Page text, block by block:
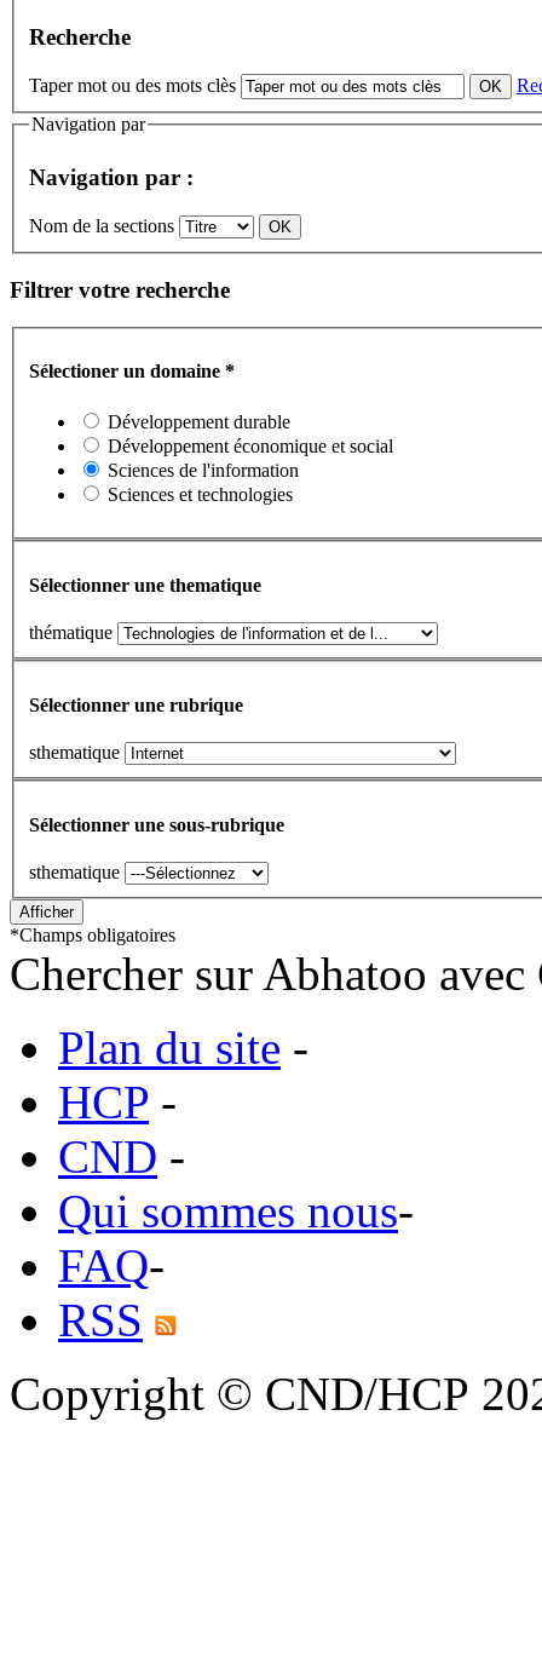
Recherche
Taper mot ou des mots clès
Navigation par
Navigation par :
Nom de la sections
Filtrer votre recherche
Sélectioner un domaine *
Développement durable
Développement économique et social
Sciences de l'information
Sciences et technologies
Sélectionner une thematique
thématique
Sélectionner une rubrique
sthematique
Sélectionner une sous-rubrique
sthematique
*Champs obligatoires
Chercher sur Abhatoo
Plan du site -
HCP -
CND -
Qui sommes nous-
FAQ-
RSS
Copyright © CND/HCP